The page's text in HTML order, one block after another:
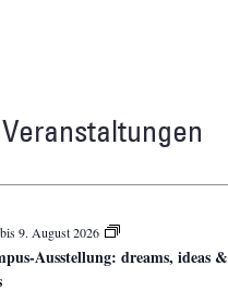
bis9. August 2026
Ausstellung: dreams, ideas &